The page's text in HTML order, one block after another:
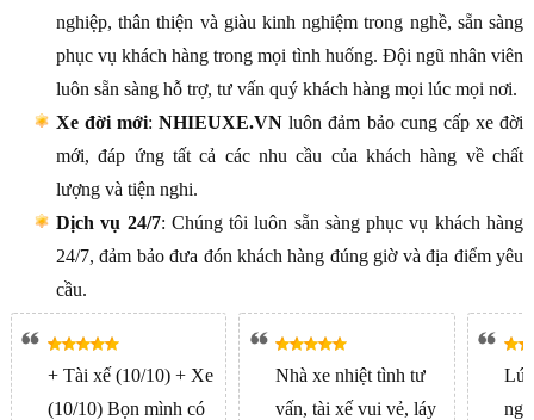
nghiệp, thân thiện và giàu kinh nghiệm trong nghề, sẵn sàng
phục vụ khách hàng trong mọi tình huống. Đội ngũ nhân viên
luôn sẵn sàng hỗ trợ, tư vấn quý khách hàng mọi lúc mọi nơi.
Xe đời mới:NHIEUXE.VN luôn đảm bảo cung cấp xe đời
mới, đáp ứng tất cả các nhu cầu của khách hàng về chất
lượng và tiện nghi.
Dịch vụ 24/7: Chúng tôi luôn sẵn sàng phục vụ khách hàng
24/7, đảm bảo đưa đón khách hàng đúng giờ và địa điểm yêu
cầu.
+ Tài xế (10/10) + Xe
(10/10) Bọn mình có
Nhà xe nhiệt tình tư
vấn, tài xế vui vẻ, láy